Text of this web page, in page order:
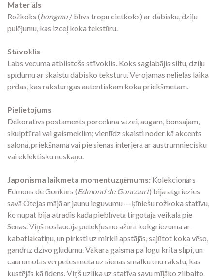
Materiāls
Rožkoks (hongmu/ blīvs tropu cietkoks) ar dabisku, dziļu
pulējumu, kas izceļ koka tekstūru.
Stāvoklis
Labs vecuma atbilstošs stāvoklis. Koks saglabājis siltu, dziļu
spīdumu ar skaistu dabisko tekstūru. Vērojamas nelielas laika
pēdas, kas raksturīgas autentiskam koka priekšmetam.
Pielietojums
Dekoratīvs postaments porcelāna vāzei, augam, bonsajam,
skulptūrai vai gaismeklim; vienlīdz skaisti noder kā akcents
salonā, priekšnamā vai pie sienas interjerā ar austrumniecisku
vai eklektisku noskaņu.
Japonisma laikmeta momentuzņēmums: Kolekcionārs
Edmons de Gonkūrs (Edmond de Goncourt) bija atgriezies
savā Otejas mājā ar jaunu ieguvumu — ķīniešu rožkoka statīvu,
ko nupat bija atradis kādā pieblīvētā tirgotāja veikalā pie
Senas. Viņš noslaucīja putekļus no ažūrā kokgriezuma ar
kabatlakatiņu, un pirksti uz mirkli apstājās, sajūtot koka vēso,
gandrīz dzīvo gludumu. Vakara gaisma pa logu krita slīpi, un
caurumotās vērpetes meta uz sienas smalku ēnu rakstu, kas
kustējās kā ūdens. Viņš uzlika uz statīva savu mīļāko zilbalto